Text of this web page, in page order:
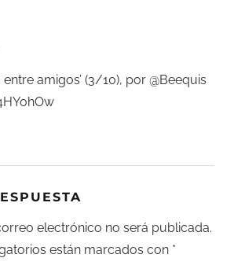
amigos’ (3/10), por @Beequis
electrónico no será publicada.
están marcados con *